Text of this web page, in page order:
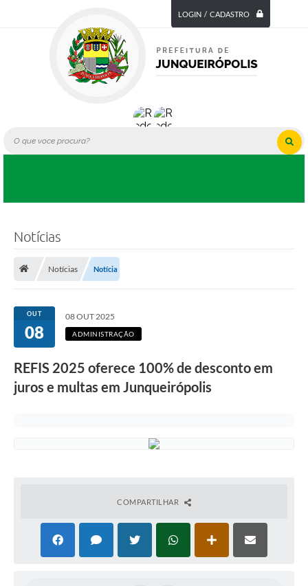
LOGIN / CADASTRO
Notícias
Notícias Notícia
OUT
08
08 OUT 2025
ADMINISTRAÇÃO
REFIS 2025 oferece 100% de desconto em
juros e multas em Junqueirópolis
COMPARTILHAR